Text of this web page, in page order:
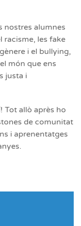
nostres alumnes
racisme, les fake
i el bullying,
món que ens
justa i
Tot allò après ho
de comunitat
i aprenentatges